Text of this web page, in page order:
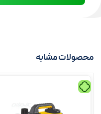
محصولات مشابه